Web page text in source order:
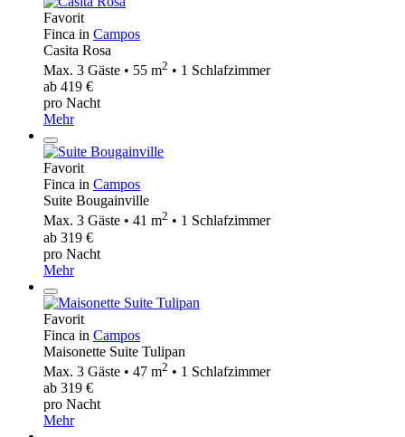
Favorit
Finca in Campos
Casita Rosa
Max. 3 Gäste • 55 m2 • 1 Schlafzimmer
ab 419 €
pro Nacht
Mehr
Favorit
Finca in Campos
Suite Bougainville
Max. 3 Gäste • 41 m2 • 1 Schlafzimmer
ab 319 €
pro Nacht
Mehr
Favorit
Finca in Campos
Maisonette Suite Tulipan
Max. 3 Gäste • 47 m2 • 1 Schlafzimmer
ab 319 €
pro Nacht
Mehr